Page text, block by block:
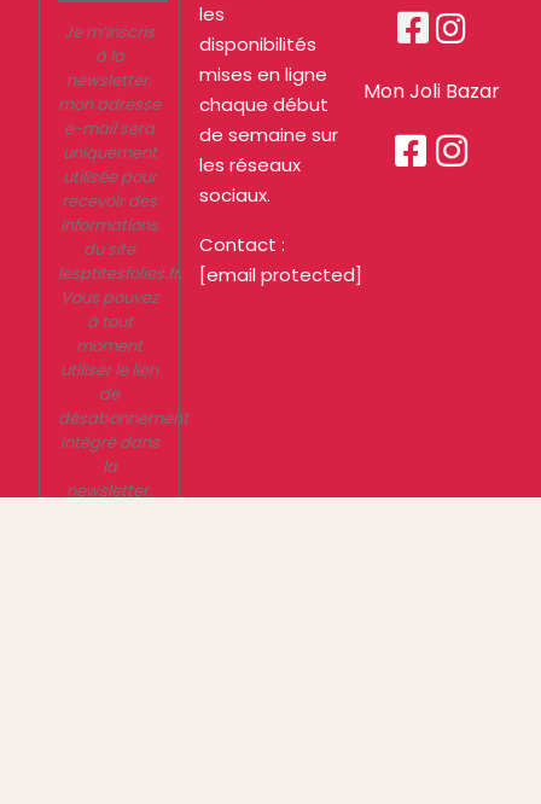
Je m’inscris
à la
newsletter.
mon adresse
e-mail sera
uniquement
utilisée pour
recevoir des
informations
du site
lesptitesfolies.fr.
Vous pouvez
à tout
moment
utiliser le lien
de
désabonnement
intégré dans
la
newsletter.
les
disponibilités
mises en ligne
chaque début
de semaine sur
les réseaux
sociaux.
Contact :
[email protected]
 
Mon Joli Bazar
 